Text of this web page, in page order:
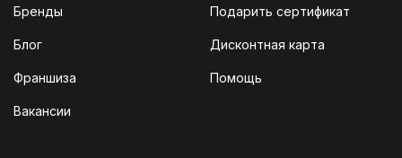
Бренды
Блог
Франшиза
Вакансии
Подарить сертификат
Дисконтная карта
Помощь